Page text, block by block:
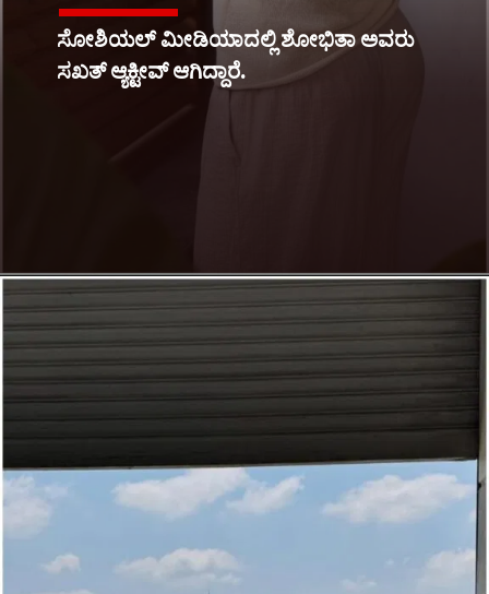
ಸೋಶಿಯಲ್ ಮೀಡಿಯಾದಲ್ಲಿ ಶೋಭಿತಾ ಅವರು
ಸಖತ್ ಆ್ಯಕ್ಟೀವ್ ಆಗಿದ್ದಾರೆ.